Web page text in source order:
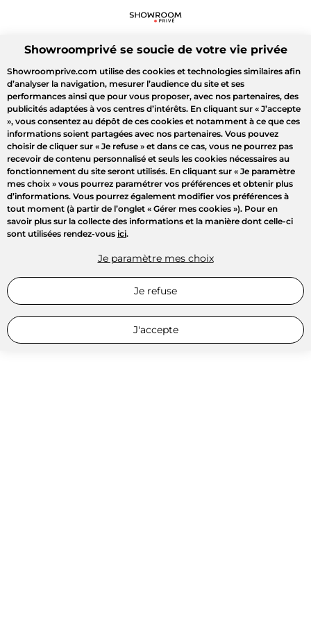
Showroomprivé se soucie de votre vie privée
Showroomprive.com utilise des cookies et technologies similaires afin
d’analyser la navigation, mesurer l’audience du site et ses
performances ainsi que pour vous proposer, avec nos partenaires, des
publicités adaptées à vos centres d’intérêts. En cliquant sur « J’accepte
», vous consentez au dépôt de ces cookies et notamment à ce que ces
informations soient partagées avec nos partenaires. Vous pouvez
choisir de cliquer sur « Je refuse » et dans ce cas, vous ne pourrez pas
recevoir de contenu personnalisé et seuls les cookies nécessaires au
fonctionnement du site seront utilisés. En cliquant sur « Je paramètre
mes choix » vous pourrez paramétrer vos préférences et obtenir plus
d’informations. Vous pourrez également modifier vos préférences à
tout moment (à partir de l’onglet « Gérer mes cookies »). Pour en
savoir plus sur la collecte des informations et la manière dont celle-ci
sont utilisées rendez-vous ici.
Je paramètre mes choix
Je refuse
J'accepte